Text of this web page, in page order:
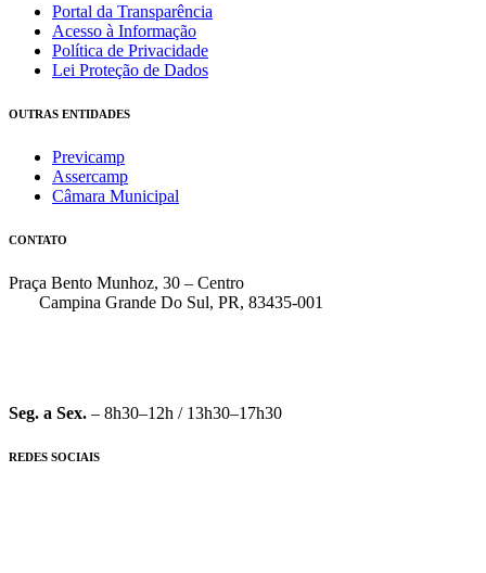
Portal da Transparência
Acesso à Informação
Política de Privacidade
Lei Proteção de Dados
OUTRAS ENTIDADES
Previcamp
Assercamp
Câmara Municipal
CONTATO
Praça Bento Munhoz, 30 – Centro
Campina Grande Do Sul, PR, 83435-001
Seg. a Sex. – 8h30–12h / 13h30–17h30
REDES SOCIAIS